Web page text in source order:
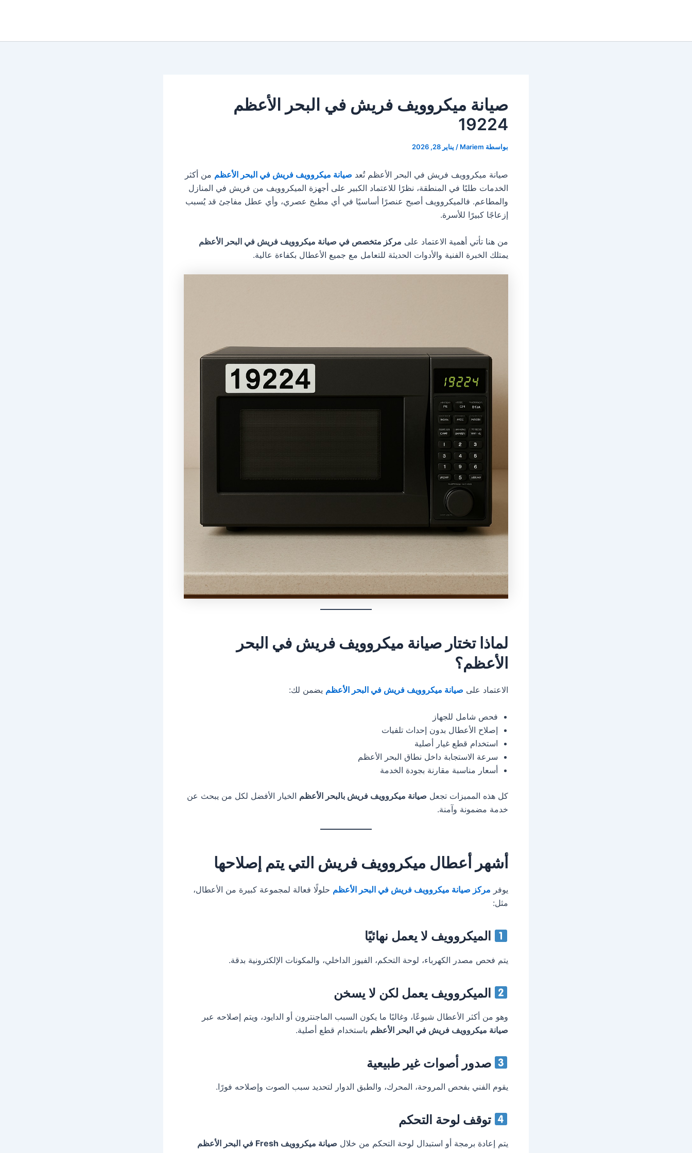
صيانة ميكروويف فريش في البحر الأعظم
19224
بواسطة Mariem
/ يناير 28, 2026
صيانة ميكروويف فريش في البحر الأعظم تُعد صيانة ميكروويف فريش في البحر الأعظم من أكثر
الخدمات طلبًا في المنطقة، نظرًا للاعتماد الكبير على أجهزة الميكروويف من فريش في المنازل
والمطاعم. فالميكروويف أصبح عنصرًا أساسيًا في أي مطبخ عصري، وأي عطل مفاجئ قد يُسبب
إزعاجًا كبيرًا للأسرة.
من هنا تأتي أهمية الاعتماد على مركز متخصص في صيانة ميكروويف فريش في البحر الأعظم
يمتلك الخبرة الفنية والأدوات الحديثة للتعامل مع جميع الأعطال بكفاءة عالية.
لماذا تختار صيانة ميكروويف فريش في البحر
الأعظم؟
الاعتماد على صيانة ميكروويف فريش في البحر الأعظم يضمن لك:
فحص شامل للجهاز
إصلاح الأعطال بدون إحداث تلفيات
استخدام قطع غيار أصلية
سرعة الاستجابة داخل نطاق البحر الأعظم
أسعار مناسبة مقارنة بجودة الخدمة
كل هذه المميزات تجعل صيانة ميكروويف فريش بالبحر الأعظم الخيار الأفضل لكل من يبحث عن
خدمة مضمونة وآمنة.
أشهر أعطال ميكروويف فريش التي يتم إصلاحها
يوفر مركز صيانة ميكروويف فريش في البحر الأعظم حلولًا فعالة لمجموعة كبيرة من الأعطال،
مثل:
الميكروويف لا يعمل نهائيًا
يتم فحص مصدر الكهرباء، لوحة التحكم، الفيوز الداخلي، والمكونات الإلكترونية بدقة.
الميكروويف يعمل لكن لا يسخن
وهو من أكثر الأعطال شيوعًا، وغالبًا ما يكون السبب الماجنترون أو الدايود، ويتم إصلاحه عبر
صيانة ميكروويف فريش في البحر الأعظم باستخدام قطع أصلية.
صدور أصوات غير طبيعية
يقوم الفني بفحص المروحة، المحرك، والطبق الدوار لتحديد سبب الصوت وإصلاحه فورًا.
توقف لوحة التحكم
يتم إعادة برمجة أو استبدال لوحة التحكم من خلال صيانة ميكروويف Fresh في البحر الأعظم